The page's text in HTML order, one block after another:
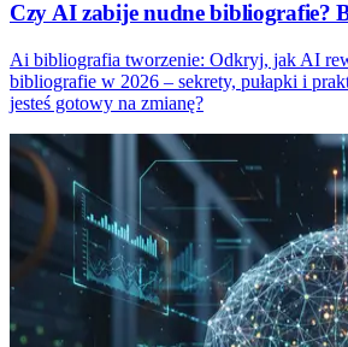
Czy AI zabije nudne bibliografie?
Ai bibliografia tworzenie: Odkryj, jak AI
bibliografie w 2026 – sekrety, pułapki i
jesteś gotowy na zmianę?